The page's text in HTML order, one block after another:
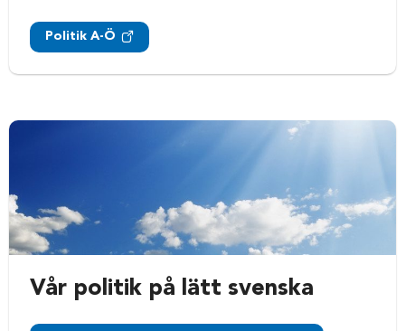
Politik A-Ö
Vår politik på lätt svenska